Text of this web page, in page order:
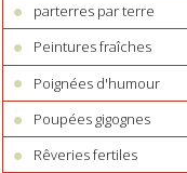
parterres par terre
Peintures fraîches
Poignées d'humour
Poupées gigognes
Rêveries fertiles